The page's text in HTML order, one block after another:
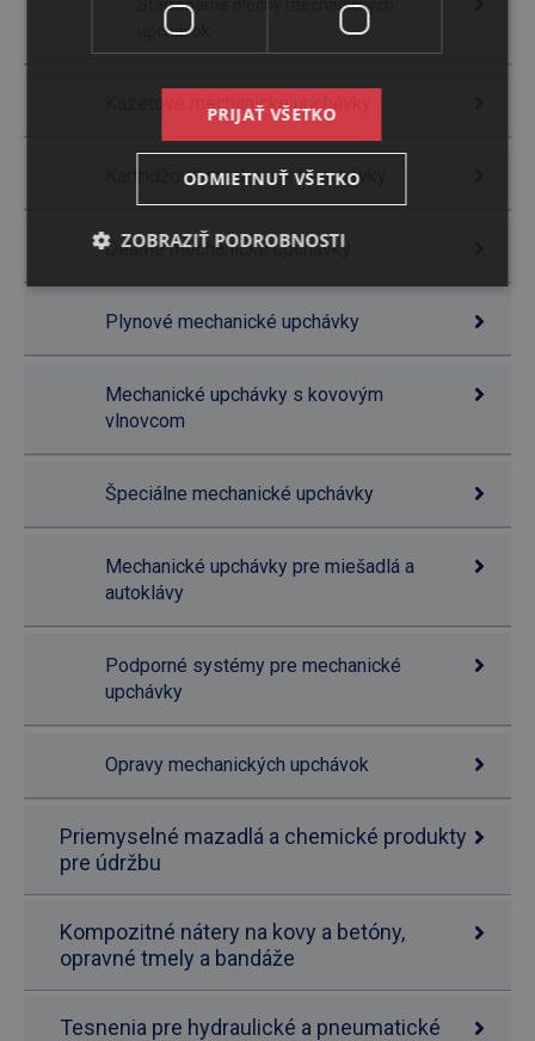
Stacionárne plochy mechanických
upchávok
Kazetové mechanické upchávky
Kartridžové mechanické upchávky
Delené mechanické upchávky
Plynové mechanické upchávky
Mechanické upchávky s kovovým
vlnovcom
Špeciálne mechanické upchávky
Mechanické upchávky pre miešadlá a
autoklávy
Podporné systémy pre mechanické
upchávky
Opravy mechanických upchávok
Priemyselné mazadlá a chemické produkty
pre údržbu
Kompozitné nátery na kovy a betóny,
opravné tmely a bandáže
Tesnenia pre hydraulické a pneumatické
PRIJAŤ VŠETKO
ODMIETNUŤ VŠETKO
ZOBRAZIŤ PODROBNOSTI